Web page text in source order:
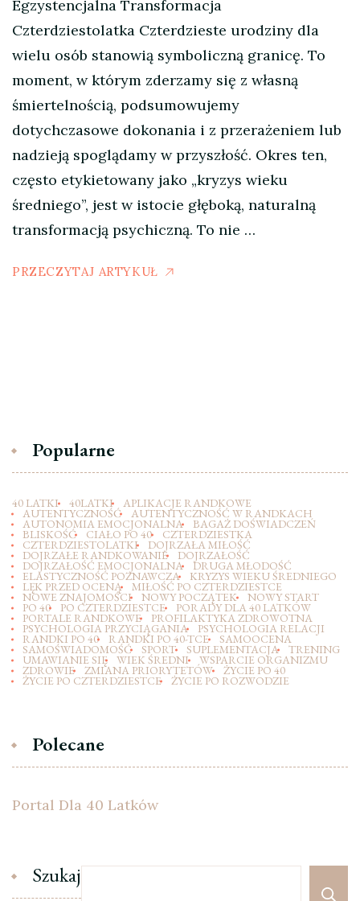
Egzystencjalna Transformacja
Czterdziestolatka Czterdzieste urodziny dla
wielu osób stanowią symboliczną granicę. To
moment, w którym zderzamy się z własną
śmiertelnością, podsumowujemy
dotychczasowe dokonania i z przerażeniem lub
nadzieją spoglądamy w przyszłość. Okres ten,
często etykietowany jako „kryzys wieku
średniego”, jest w istocie głęboką, naturalną
transformacją psychiczną. To nie …
PRZECZYTAJ ARTYKUŁ
Popularne
40 LATKI 40LATKI APLIKACJE RANDKOWE
AUTENTYCZNOŚĆ AUTENTYCZNOŚĆ W RANDKACH
AUTONOMIA EMOCJONALNA BAGAŻ DOŚWIADCZEŃ
BLISKOŚĆ CIAŁO PO 40 CZTERDZIESTKA
CZTERDZIESTOLATKI DOJRZAŁA MIŁOŚĆ
DOJRZAŁE RANDKOWANIE DOJRZAŁOŚĆ
DOJRZAŁOŚĆ EMOCJONALNA DRUGA MŁODOŚĆ
ELASTYCZNOŚĆ POZNAWCZA KRYZYS WIEKU ŚREDNIEGO
LĘK PRZED OCENĄ MIŁOŚĆ PO CZTERDZIESTCE
NOWE ZNAJOMOŚCI NOWY POCZĄTEK NOWY START
PO 40 PO CZTERDZIESTCE PORADY DLA 40 LATKÓW
PORTALE RANDKOWE PROFILAKTYKA ZDROWOTNA
PSYCHOLOGIA PRZYCIĄGANIA PSYCHOLOGIA RELACJI
RANDKI PO 40 RANDKI PO 40-TCE SAMOOCENA
SAMOŚWIADOMOŚĆ SPORT SUPLEMENTACJA TRENING
UMAWIANIE SIĘ WIEK ŚREDNI WSPARCIE ORGANIZMU
ZDROWIE ZMIANA PRIORYTETÓW ŻYCIE PO 40
ŻYCIE PO CZTERDZIESTCE ŻYCIE PO ROZWODZIE
Polecane
Portal Dla 40 Latków
Szukaj